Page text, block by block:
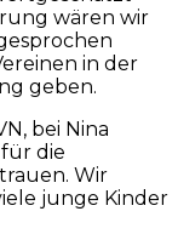
wären wir
in der
geben.
bei Nina
die
Wir
junge Kinder